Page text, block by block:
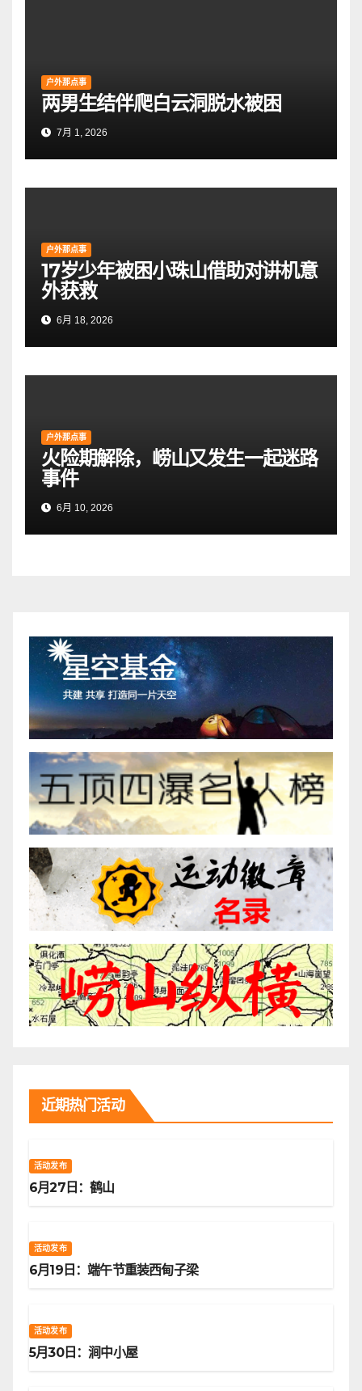
户外那点事
两男生结伴爬白云洞脱水被困
7月 1, 2026
户外那点事
17岁少年被困小珠山借助对讲机意
外获救
6月 18, 2026
户外那点事
火险期解除，崂山又发生一起迷路
事件
6月 10, 2026
近期热门活动
活动发布
6月27日：鹤山
活动发布
6月19日：端午节重装西甸子梁
活动发布
5月30日：涧中小屋